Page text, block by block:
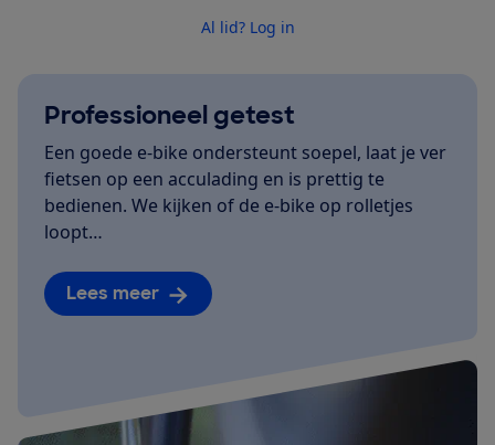
Al lid? Log in
Professioneel getest
Een goede e-bike ondersteunt soepel, laat je ver
fietsen op een acculading en is prettig te
bedienen. We kijken of de e-bike op rolletjes
loopt…
Lees meer